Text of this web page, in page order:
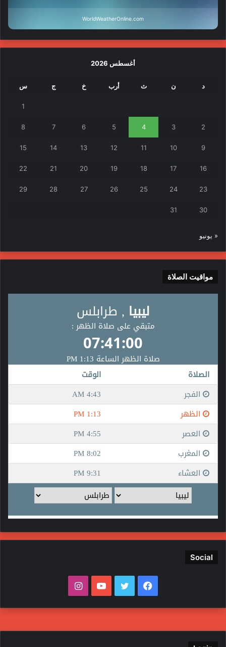
WorldWeatherOnline.com
أغسطس 2026
د ن ث أرب خ ج س
1
2
3
4
5
6
7
8
9
10
11
12
13
14
15
16
17
18
19
20
21
22
23
24
25
26
27
28
29
30
31
« يونيو
مواقيت الصلاة
Social
فيسبوك تويتر يوتيوبانستقرام